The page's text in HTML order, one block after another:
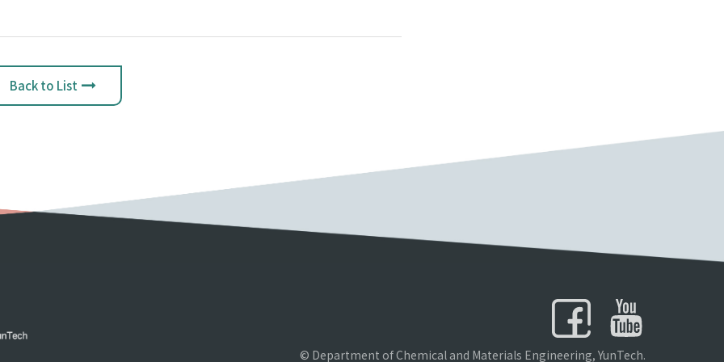
Back to List
© Department of Chemical and Materials Engineering, YunTech.